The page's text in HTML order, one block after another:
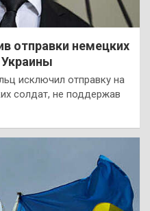
отправки немецких
исключил отправку на
солдат, не поддержав